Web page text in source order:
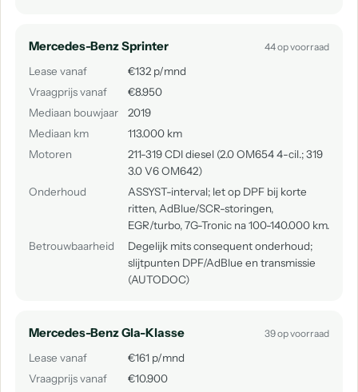
Mercedes-Benz Sprinter 44 op voorraad
Lease vanaf
€132 p/mnd
Vraagprijs vanaf
€8.950
Mediaan bouwjaar
2019
Mediaan km
113.000 km
Motoren
211-319 CDI diesel (2.0 OM654 4-cil.; 319
3.0 V6 OM642)
Onderhoud
ASSYST-interval; let op DPF bij korte
ritten, AdBlue/SCR-storingen,
EGR/turbo, 7G-Tronic na 100-140.000 km.
Betrouwbaarheid
Degelijk mits consequent onderhoud;
slijtpunten DPF/AdBlue en transmissie
(AUTODOC)
Mercedes-Benz Gla-Klasse 39 op voorraad
Lease vanaf
€161 p/mnd
Vraagprijs vanaf
€10.900